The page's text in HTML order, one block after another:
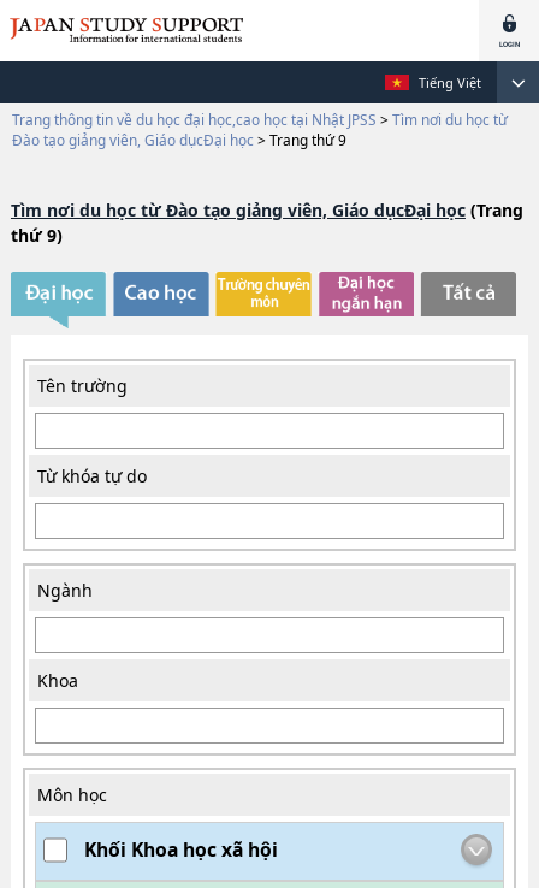
Tiếng Việt
Trang thông tin về du học đại học,cao học tại Nhật JPSS > Tìm nơi du học từ
Đào tạo giảng viên, Giáo dụcĐại học > Trang thứ 9
Tìm nơi du học từ Đào tạo giảng viên, Giáo dụcĐại học(Trang
thứ 9)
Tên trường
Từ khóa tự do
Ngành
Khoa
Môn học
Khối Khoa học xã hội